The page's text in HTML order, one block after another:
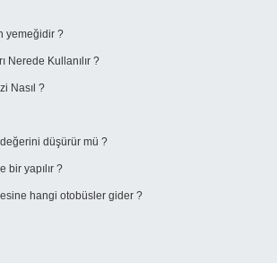
yemeğidir ?
Nerede Kullanılır ?
Nasıl ?
değerini düşürür mü ?
bir yapılır ?
hangi otobüsler gider ?